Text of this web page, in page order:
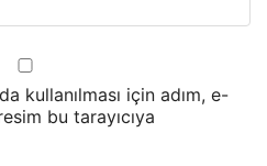
kullanılması için adım, e-
bu tarayıcıya